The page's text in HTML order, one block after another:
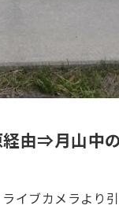
由⇒月山中
イブカメラより